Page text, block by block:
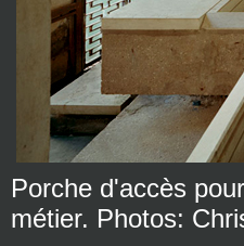
Porche d'accès
métier. Photos: